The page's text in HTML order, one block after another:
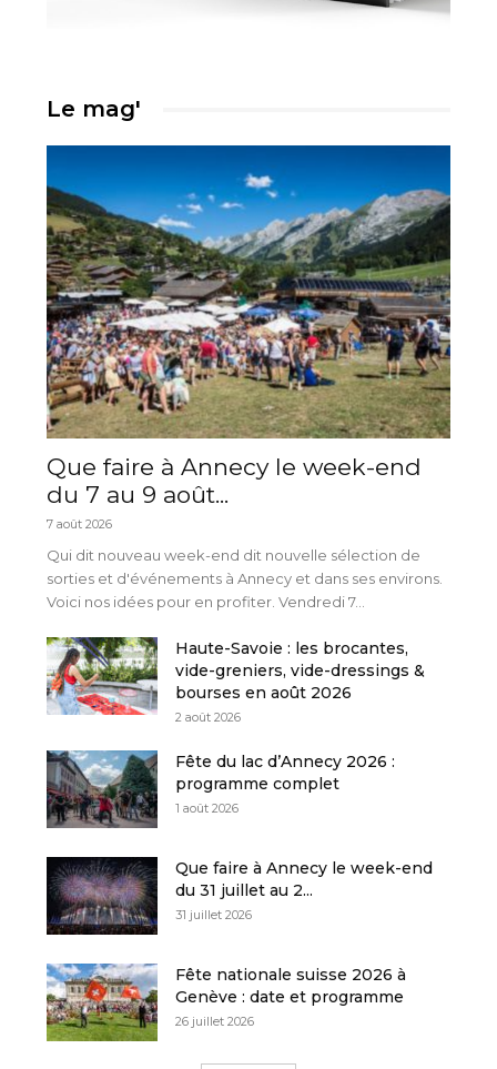
Le mag'
Que faire à Annecy le week-end
du 7 au 9 août...
7 août 2026
Qui dit nouveau week-end dit nouvelle sélection de
sorties et d'événements à Annecy et dans ses environs.
Voici nos idées pour en profiter. Vendredi 7...
Haute-Savoie : les brocantes,
vide-greniers, vide-dressings &
bourses en août 2026
2 août 2026
Fête du lac d’Annecy 2026 :
programme complet
1 août 2026
Que faire à Annecy le week-end
du 31 juillet au 2...
31 juillet 2026
Fête nationale suisse 2026 à
Genève : date et programme
26 juillet 2026